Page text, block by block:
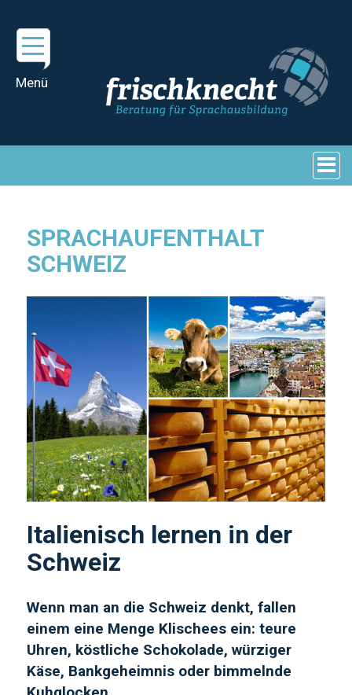
SPRACHAUFENTHALT
SCHWEIZ
Italienisch lernen in der
Schweiz
Wenn man an die Schweiz denkt, fallen
einem eine Menge Klischees ein: teure
Uhren, köstliche Schokolade, würziger
Käse, Bankgeheimnis oder bimmelnde